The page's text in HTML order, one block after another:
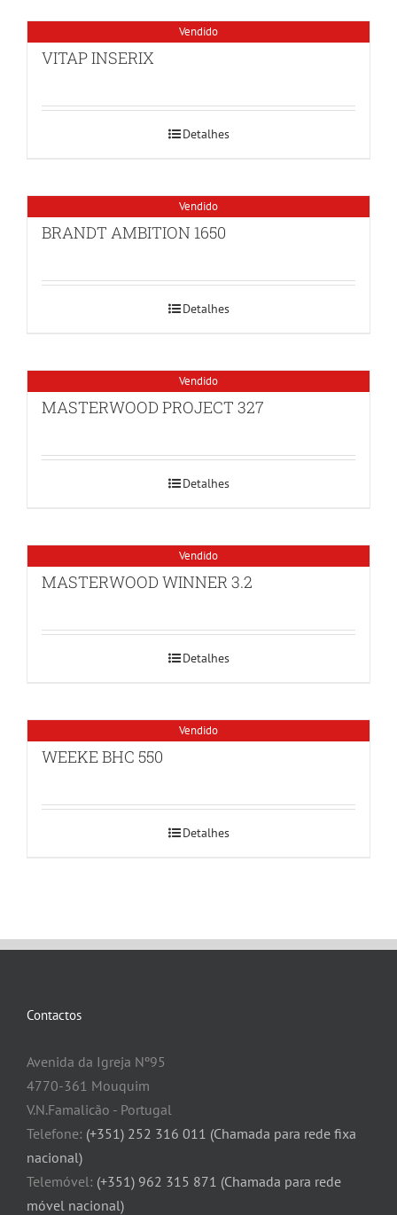
Vendido
VITAP INSERIX
Detalhes
Vendido
BRANDT AMBITION 1650
Detalhes
Vendido
MASTERWOOD PROJECT 327
Detalhes
Vendido
MASTERWOOD WINNER 3.2
Detalhes
Vendido
WEEKE BHC 550
Detalhes
Contactos
Avenida da Igreja Nº95
4770-361 Mouquim
V.N.Famalicão - Portugal
Telefone: (+351) 252 316 011 (Chamada para rede fixa
nacional)
Telemóvel: (+351) 962 315 871 (Chamada para rede
móvel nacional)